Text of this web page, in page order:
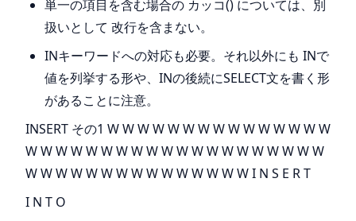
単一の項目を含む場合の カッコ() については、別
扱いとして 改行を含まない。
INキーワードへの対応も必要。それ以外にも INで
値を列挙する形や、INの後続にSELECT文を書く形
があることに注意。
INSERT その1 W W W W W W W W W W W W W W W
W W W W W W W W W W W W W W W W W W W W
W W W W W W W W W W W W W W W I N S E R T
I N T O